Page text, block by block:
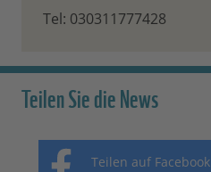
Tel: 030311777428
Teilen Sie die News
Teilen auf Facebook